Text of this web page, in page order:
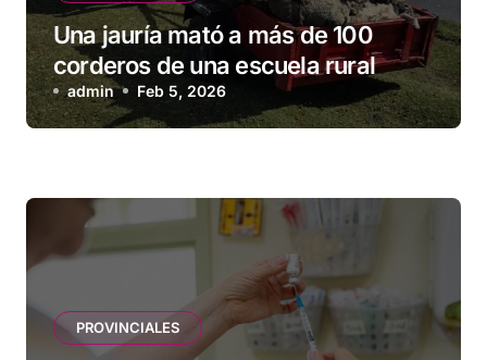
Una jauría mató a más de 100
corderos de una escuela rural
admin Feb 5, 2026
PROVINCIALES